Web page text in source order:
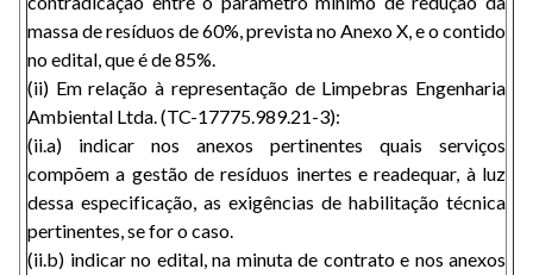
massa de resíduos de 60%, prevista no Anexo X, e o contido
no edital, que é de 85%.
(ii) Em relação à representação de Limpebras Engenharia
Ambiental Ltda. (TC-17775.989.21-3):
(ii.a) indicar nos anexos pertinentes quais serviços
compõem a gestão de resíduos inertes e readequar, à luz
dessa especificação, as exigências de habilitação técnica
pertinentes, se for o caso.
(ii.b) indicar no edital, na minuta de contrato e nos anexos